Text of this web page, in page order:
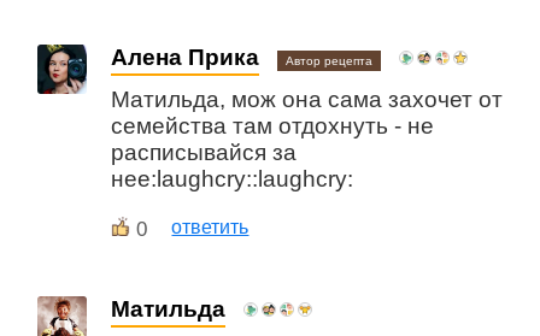
Алена Прика Автор рецепта
Матильда, мож она сама захочет от
семейства там отдохнуть - не
расписывайся за
нее:laughcry::laughcry:
0 ответить
Матильда